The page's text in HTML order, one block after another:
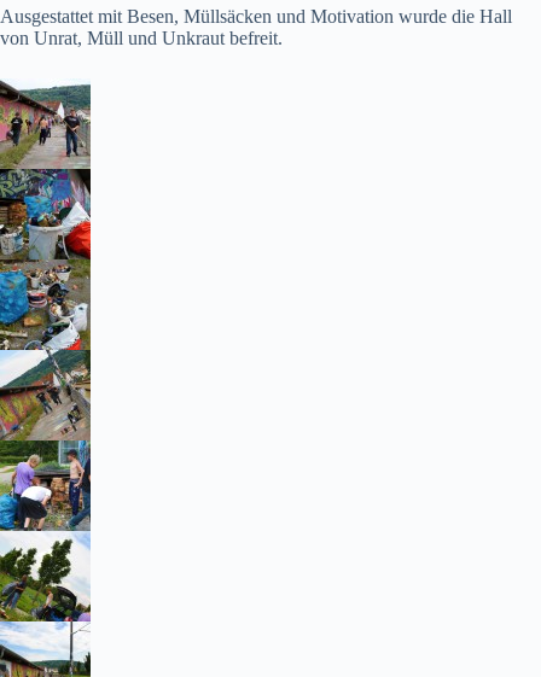
Ausgestattet mit Besen, Müllsäcken und Motivation wurde die Hall
von Unrat, Müll und Unkraut befreit.